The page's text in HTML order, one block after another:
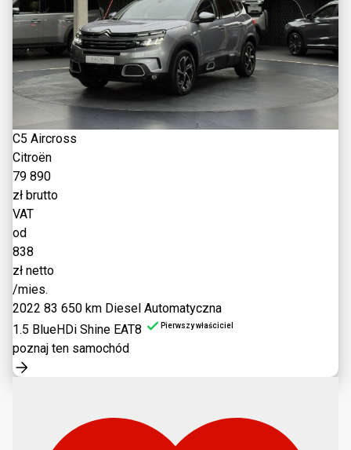
C5 Aircross
Citroën
79 890
zł brutto
VAT
od
838
zł netto
/mies.
2022 83 650 km Diesel Automatyczna
1.5 BlueHDi Shine EAT8
Pierwszy właściciel
poznaj ten samochód